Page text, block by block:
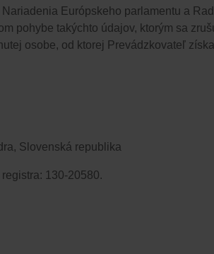
Nariadenia Európskeho parlamentu a
pohybe takýchto údajov, ktorým sa
osobe, od ktorej Prevádzkovateľ
Slovenská republika
130-20580.